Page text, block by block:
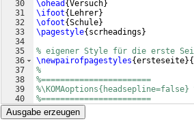
30
31
32
33
34
35
36
37
38
39
40
41
\ohead {Versuch}
\ifoot{ Lehrer}
\ofoot{Schule}
\pagestyle{ scrheadings }
% eigener Style für die erste
\newpairofpagestyles{ersteseite}{
%
%=======================
%=======================
%
Ausgabe erzeugen